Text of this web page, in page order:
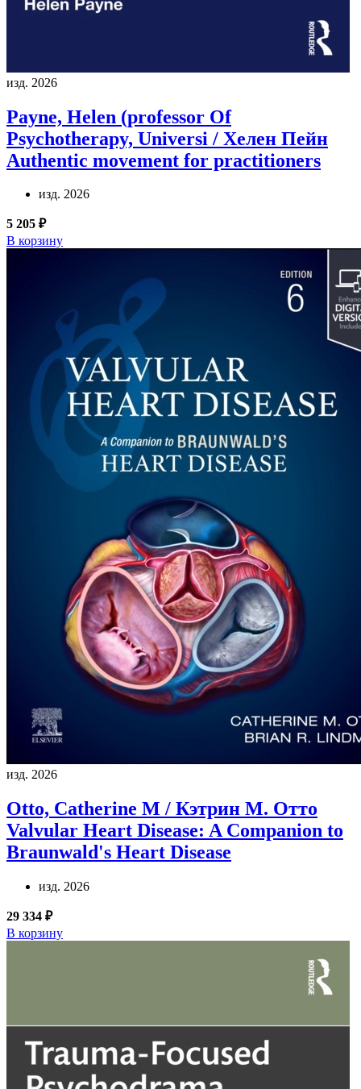
изд. 2026
Payne, Helen (professor Of
Psychotherapy, Universi / Хелен Пейн
Authentic movement for practitioners
изд. 2026
5 205 ₽
В корзину
изд. 2026
Otto, Catherine M / Кэтрин М. Отто
Valvular Heart Disease: A Companion to
Braunwald's Heart Disease
изд. 2026
29 334 ₽
В корзину